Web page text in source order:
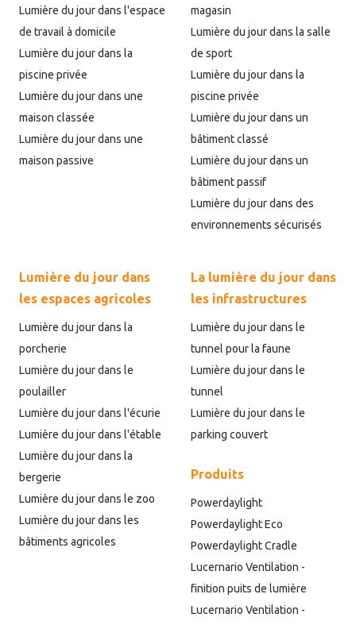
Lumière du jour dans l'espace
de travail à domicile
Lumière du jour dans la
piscine privée
Lumière du jour dans une
maison classée
Lumière du jour dans une
maison passive
magasin
Lumière du jour dans la salle
de sport
Lumière du jour dans la
piscine privée
Lumière du jour dans un
bâtiment classé
Lumière du jour dans un
bâtiment passif
Lumière du jour dans des
environnements sécurisés
Lumière du jour dans
les espaces agricoles
Lumière du jour dans la
porcherie
Lumière du jour dans le
poulailler
Lumière du jour dans l'écurie
Lumière du jour dans l'étable
Lumière du jour dans la
bergerie
Lumière du jour dans le zoo
Lumière du jour dans les
bâtiments agricoles
La lumière du jour dans
les infrastructures
Lumière du jour dans le
tunnel pour la faune
Lumière du jour dans le
tunnel
Lumière du jour dans le
parking couvert
Produits
Powerdaylight
Powerdaylight Eco
Powerdaylight Cradle
Lucernario Ventilation -
finition puits de lumière
Lucernario Ventilation -